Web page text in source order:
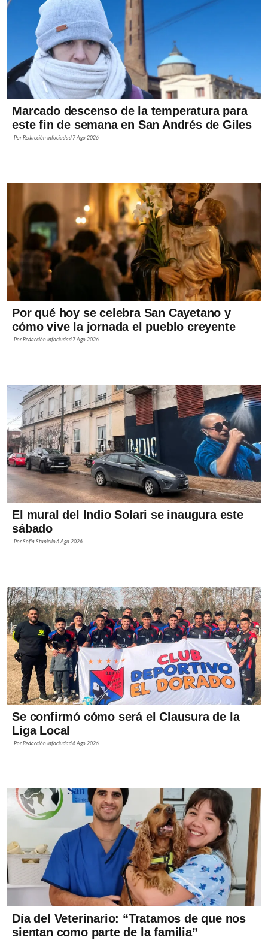
Marcado descenso de la temperatura para
este fin de semana en San Andrés de Giles
PorRedacción Infociudad 7 Ago 2026
Por qué hoy se celebra San Cayetano y
cómo vive la jornada el pueblo creyente
PorRedacción Infociudad 7 Ago 2026
El mural del Indio Solari se inaugura este
sábado
PorSofía Stupiello6 Ago 2026
Se confirmó cómo será el Clausura de la
Liga Local
PorRedacción Infociudad6 Ago 2026
Día del Veterinario: “Tratamos de que nos
sientan como parte de la familia”